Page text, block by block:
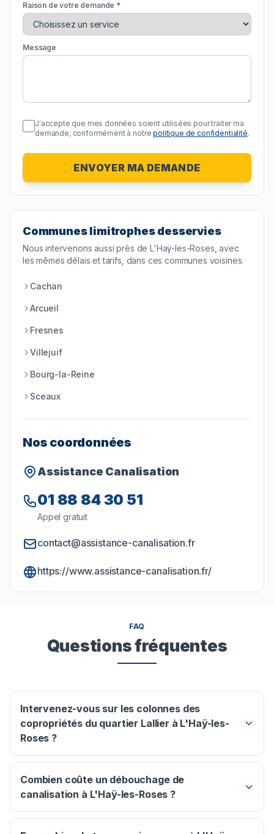
Raison de votre demande *
Message
J'accepte que mes données soient utilisées pour traiter ma
demande, conformément à notre politique de confidentialité.
ENVOYER MA DEMANDE
Communes limitrophes desservies
Nous intervenons aussi près deL'Haÿ-les-Roses , avec
les mêmes délais et tarifs, dans ces communes voisines.
Cachan
Arcueil
Fresnes
Villejuif
Bourg-la-Reine
Sceaux
Nos coordonnées
Assistance Canalisation
01 88 84 30 51
Appel gratuit
contact@assistance-canalisation.fr
https://www.assistance-canalisation.fr/
FAQ
Questions fréquentes
Intervenez-vous sur les colonnes des
copropriétés du quartier Lallier à L'Haÿ-les-
Roses ?
Combien coûte un débouchage de
canalisation à L'Haÿ-les-Roses ?